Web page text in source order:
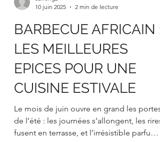
abilong2
10 juin 2025
2 min de lecture
BARBECUE AFRICAIN :
LES MEILLEURES
EPICES POUR UNE
CUISINE ESTIVALE
Le mois de juin ouvre en grand les portes